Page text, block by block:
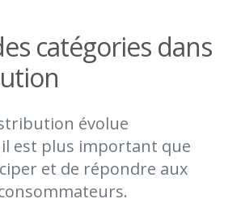
catégories dans
évolue
est plus important que
et de répondre aux